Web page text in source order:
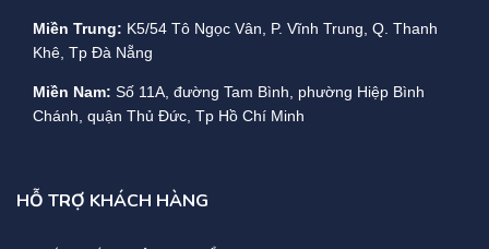
Miền Trung: K5/54 Tô Ngọc Vân, P. Vĩnh Trung, Q. Thanh
Khê, Tp Đà Nẵng
Miền Nam: Số 11A, đường Tam Bình, phường Hiệp Bình
Chánh, quận Thủ Đức, Tp Hồ Chí Minh
HỖ TRỢ KHÁCH HÀNG